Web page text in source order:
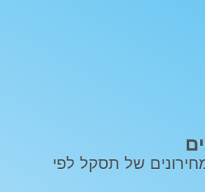
של תסקל לפי